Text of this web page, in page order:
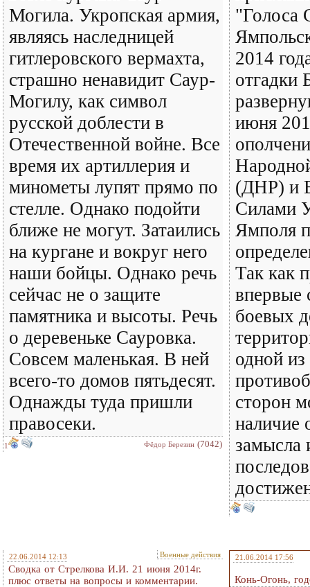
Могила. Укропская армия,
являясь наследницей
гитлеровского вермахта,
страшно ненавидит Саур-
Могилу, как символ
русской доблести в
Отечественной войне. Все
время их артиллерия и
минометы лупят прямо по
стелле. Однако подойти
ближе не могут. Затаились
на кургане и вокруг него
наши бойцы. Однако речь
сейчас не о защите
памятника и высоты. Речь
о деревеньке Сауровка.
Совсем маленькая. В ней
всего-то домов пятьдесят.
Однажды туда пришли
правосеки.
1 Фёдор Березин (7042)
"Голоса
2014
отгадки
июня
(ДНР) и
Силами
Ямполя
Так как
впервые
боевых
одной из
сторон
наличие
замысла
22.06.2014 12:13 Военные действия
Сводка от Стрелкова И.И. 21 июня 2014г.
плюс ответы на вопросы и комментарии.
21.06.2014 17:56
Конь-Огонь,